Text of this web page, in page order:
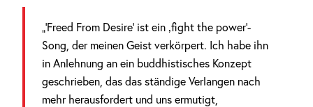
„’Freed From Desire‘ ist ein ‚fight the power‘-
Song, der meinen Geist verkörpert. Ich habe ihn
in Anlehnung an ein buddhistisches Konzept
geschrieben, das das ständige Verlangen nach
mehr herausfordert und uns ermutigt,